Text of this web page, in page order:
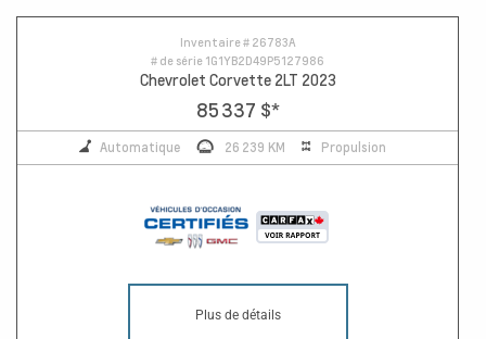
Inventaire # 26783A
# de série 1G1YB2D49P5127986
Chevrolet Corvette 2LT 2023
85 337 $*
Automatique 26 239 KM Propulsion
Plus de détails